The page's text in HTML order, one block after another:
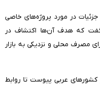
جزئیات در مورد پروژه‌های خاصی
گفت که هدف آن‌ها اکتشاف در
مصرف محلی و نزدیکی به بازار
کوچکی از کشورهای عربی پیوست تا روابط